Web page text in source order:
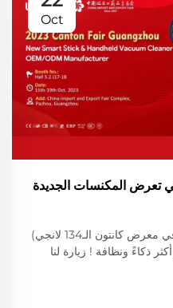
Oct
كانتون ال134 لانجي تعرض المكنسات الجديدة
تجربة أحدث تقنيات الفراغ الذكي في معرض كانتون الـ134 لانجي)
ذكاءً ونظافة ! زيارة لنا